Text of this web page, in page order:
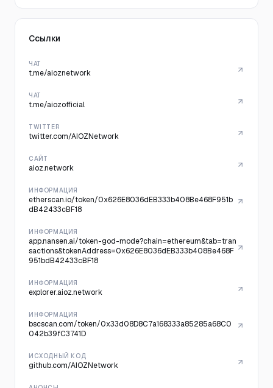
Ссылки
ЧАТ
t.me/aioznetwork
ЧАТ
t.me/aiozofficial
TWITTER
twitter.com/AIOZNetwork
САЙТ
aioz.network
ИНФОРМАЦИЯ
etherscan.io/token/0x626E8036dEB333b408Be468F951b
dB42433cBF18
ИНФОРМАЦИЯ
app.nansen.ai/token-god-mode?chain=ethereum&tab=tran
sactions&tokenAddress=0x626E8036dEB333b408Be468F
951bdB42433cBF18
ИНФОРМАЦИЯ
explorer.aioz.network
ИНФОРМАЦИЯ
bscscan.com/token/0x33d08D8C7a168333a85285a68C0
042b39fC3741D
ИСХОДНЫЙ КОД
github.com/AIOZNetwork